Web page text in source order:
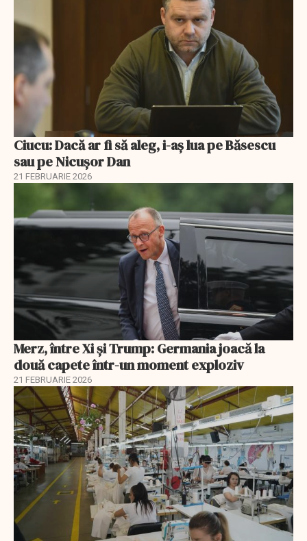
Ciucu: Dacă ar fi să aleg, i-aș lua pe Băsescu
sau pe Nicușor Dan
21 FEBRUARIE 2026
Merz, între Xi și Trump: Germania joacă la
două capete într-un moment exploziv
21 FEBRUARIE 2026